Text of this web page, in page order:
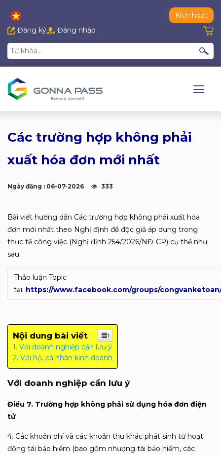
Kích hoạt
Đăng ký
Đăng nhập
Các trường hợp không phải
xuất hóa đơn mới nhất
Ngày đăng : 06-07-2026 333
Bài viết hướng dẫn Các trường hợp không phải xuất hóa
đơn mới nhất theo Nghị định để độc giả áp dụng trong
thực tế công việc (Nghị định 254/2026/NĐ-CP) cụ thể như
sau
Thảo luận Topic
tại: https://www.facebook.com/groups/
Nội dung bài viết
Với doanh nghiệp cần lưu ý
Với hộ, cá nhân kinh doanh
Với doanh nghiệp cần lưu ý
Điều 7. Trường hợp không phải sử dụng hóa đơn điện
tử
4. Các khoản phí và các khoản thu khác phát sinh từ hoạt
động tái bảo hiểm (bao gồm nhượng tái bảo hiểm, các